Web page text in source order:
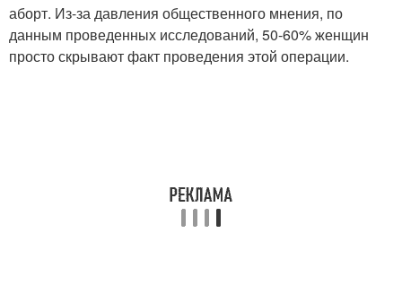
аборт. Из-за давления общественного мнения, по
данным проведенных исследований, 50-60% женщин
просто скрывают факт проведения этой операции.